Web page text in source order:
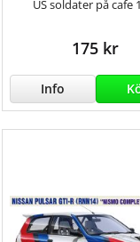
US soldater på cafe
175 kr
Info